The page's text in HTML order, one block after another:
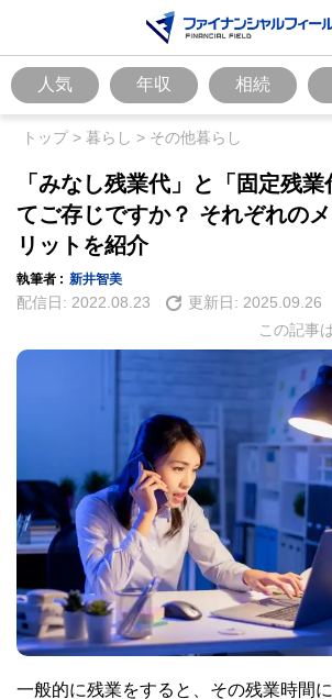
人気 年収 相続
トップ> 暮らし > その他暮らし
「みなし残業代」と「固定残
てご存じですか？ それぞれの
リットを紹介
執筆者 : 新井智美
配信日: 2022.08.23 更新日: 2025.09.26
この記事
一般的に残業をすると、その残業時間